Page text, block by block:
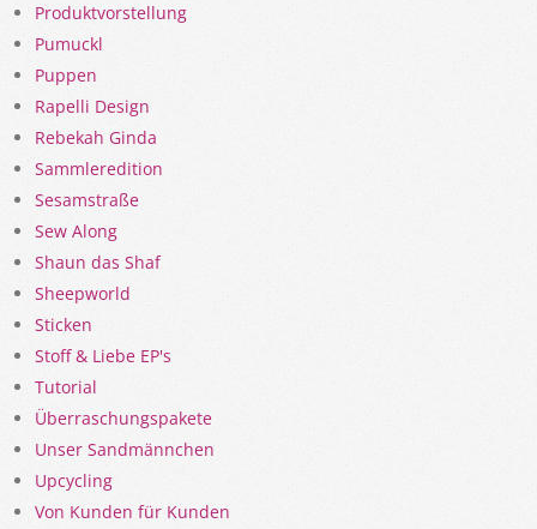
Produktvorstellung
Pumuckl
Puppen
Rapelli Design
Rebekah Ginda
Sammleredition
Sesamstraße
Sew Along
Shaun das Shaf
Sheepworld
Sticken
Stoff & Liebe EP's
Tutorial
Überraschungspakete
Unser Sandmännchen
Upcycling
Von Kunden für Kunden